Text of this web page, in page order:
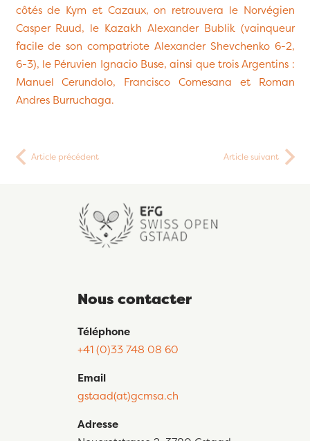
côtés de Kym et Cazaux, on retrouvera le Norvégien
Casper Ruud, le Kazakh Alexander Bublik (vainqueur
facile de son compatriote Alexander Shevchenko 6-2,
6-3), le Péruvien Ignacio Buse, ainsi que trois Argentins :
Manuel Cerundolo, Francisco Comesana et Roman
Andres Burruchaga.
Article précédent Article suivant
Nous contacter
Téléphone
+41 (0)33 748 08 60
Email
gstaad(at)gcmsa.ch
Adresse